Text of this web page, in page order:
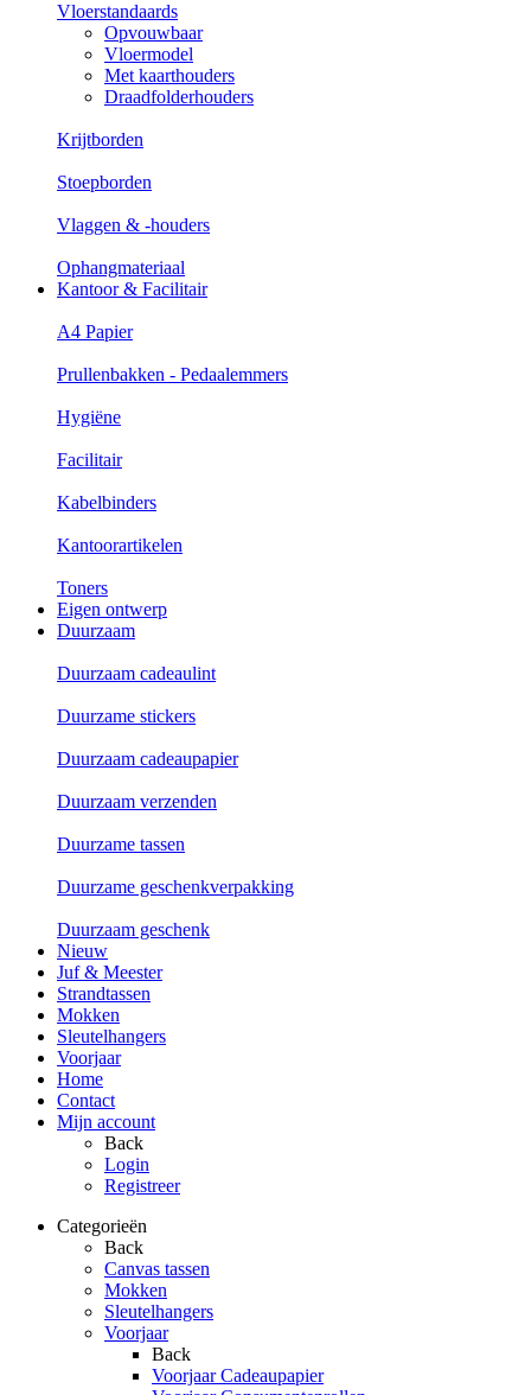
Vloerstandaards
Opvouwbaar
Vloermodel
Met kaarthouders
Draadfolderhouders
Krijtborden
Stoepborden
Vlaggen & -houders
Ophangmateriaal
Kantoor & Facilitair
A4 Papier
Prullenbakken - Pedaalemmers
Hygiëne
Facilitair
Kabelbinders
Kantoorartikelen
Toners
Eigen ontwerp
Duurzaam
Duurzaam cadeaulint
Duurzame stickers
Duurzaam cadeaupapier
Duurzaam verzenden
Duurzame tassen
Duurzame geschenkverpakking
Duurzaam geschenk
Nieuw
Juf & Meester
Strandtassen
Mokken
Sleutelhangers
Voorjaar
Home
Contact
Mijn account
Back
Login
Registreer
Categorieën
Back
Canvas tassen
Mokken
Sleutelhangers
Voorjaar
Back
Voorjaar Cadeaupapier